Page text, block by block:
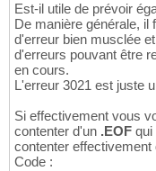
Est-il utile de prévoir
De manière générale, il
d'erreur bien musclée
d'erreurs pouvant être
en cours.
L'erreur 3021 est juste
Si effectivement vous
contenter d'un .EOF qui
contenter effectivement
Code :